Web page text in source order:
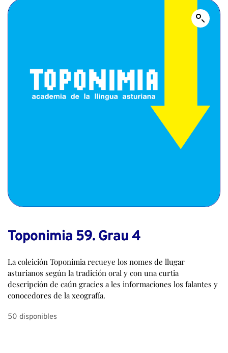
Toponimia 59. Grau 4
La coleición Toponimia recueye los nomes de llugar
asturianos según la tradición oral y con una curtia
descripción de caún gracies a les informaciones los falantes y
conocedores de la xeografía.
50 disponibles